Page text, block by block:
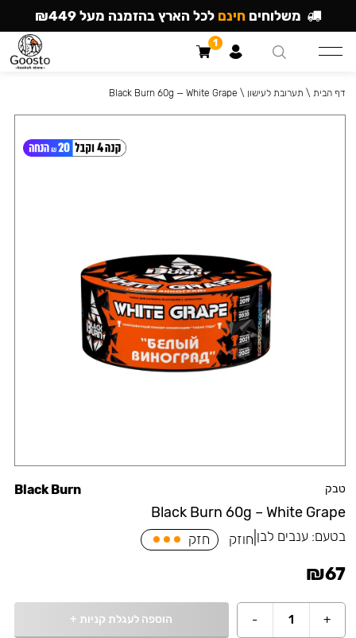
טבק
Black Burn 60g – White Grape
Black Burn
בטעם:ענבים לבן חוזק חזק
₪67
+
1
- הוספה לעגלת קניות +
דף הבית \ תערובת לעישון \
Black Burn 60g — White Grape
משלוחים חינם לכל הארץ בהזמנה מעל ₪449
1